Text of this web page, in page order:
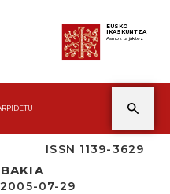
EUSKO
IKASKUNTZA
Asmoz ta jakitez
ISSN 1139-3629
07-29